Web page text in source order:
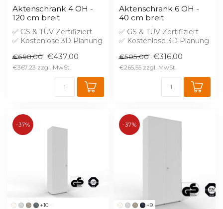
Aktenschrank 4 OH -
120 cm breit
✅ GS & TÜV Zertifiziert
✅ Kostenlose 3D Planung
Aufprei...
€698,00 €437,00
€367,23
Aktenschrank 6 OH -
40 cm breit
✅ GS & TÜV Zertifiziert
✅ Kostenlose 3D Planung
Aufprei...
€505,00 €316,00
€265,55
+10
-37%
+9
-37%